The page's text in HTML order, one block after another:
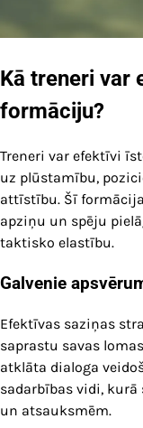
Kā treneri var
formāciju?
Treneri var efektīvi
uz plūstamību,
attīstību. Šī
apziņu un spēju
taktisko elastību.
Galvenie
Efektīvas saziņas
saprastu savas
atklāta dialoga
sadarbības vidi,
un atsauksmēm.